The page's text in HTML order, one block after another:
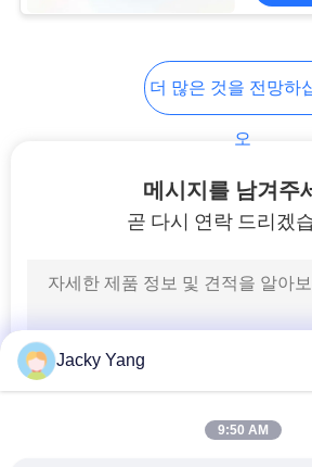
보호된 계기
높은 온도 케
더 많은 것을 전망하
오
메시지를 남겨주
곧 다시 연락 드리겠
Jacky Yang
9:50 AM